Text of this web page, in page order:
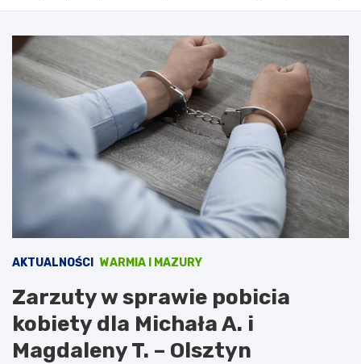
AKTUALNOŚCI WARMIA I MAZURY
Zarzuty w sprawie pobicia
kobiety dla Michała A. i
Magdaleny T. – Olsztyn